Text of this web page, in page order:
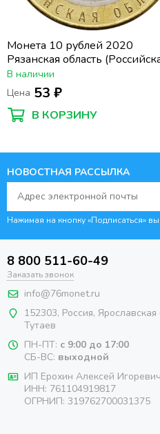
Монета 10 рублей 2020
Рязанская область
Федерация)
В наличии
Цена 53 ₽
В КОРЗИНУ
НОВОСТНАЯ РАССЫЛКА
Нажимая на кнопку «Подписаться»
8 800 511-60-49
Заказать звонок
info@76monet.ru
152303, Россия, Ярославская
Тутаев
ПН-ПТ: с 9:00 до 17:00
СБ-ВС: выходной
ИП Ерохин Алексей Игоревич
ИНН: 761104919817
ОГРНИП: 319762700031375